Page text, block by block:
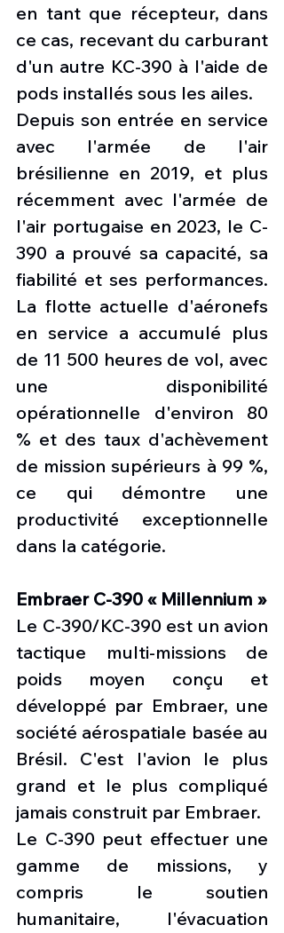
en tant que récepteur, dans
ce cas, recevant du carburant
d'un autre KC-390 à l'aide de
pods installés sous les ailes.
Depuis son entrée en service
avec l'armée de l'air
brésilienne en 2019, et plus
récemment avec l'armée de
l'air portugaise en 2023, le C-
390 a prouvé sa capacité, sa
fiabilité et ses performances.
La flotte actuelle d'aéronefs
en service a accumulé plus
de 11 500 heures de vol, avec
une disponibilité
opérationnelle d'environ 80
% et des taux d'achèvement
de mission supérieurs à 99 %,
ce qui démontre une
productivité exceptionnelle
dans la catégorie.
Embraer C-390 « Millennium »
Le C-390/KC-390 est un avion
tactique multi-missions de
poids moyen conçu et
développé par Embraer, une
société aérospatiale basée au
Brésil. C'est l'avion le plus
grand et le plus compliqué
jamais construit par Embraer.
Le C-390 peut effectuer une
gamme de missions, y
compris le soutien
humanitaire, l'évacuation